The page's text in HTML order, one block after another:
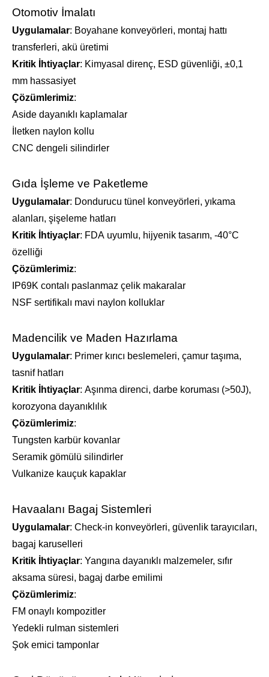
Otomotiv İmalatı
Uygulamalar: Boyahane konveyörleri, montaj hattı
transferleri, akü üretimi
Kritik İhtiyaçlar: Kimyasal direnç, ESD güvenliği, ±0,1
mm hassasiyet
Çözümlerimiz:
Aside dayanıklı kaplamalar
İletken naylon kollu
CNC dengeli silindirler
Gıda İşleme ve Paketleme
Uygulamalar: Dondurucu tünel konveyörleri, yıkama
alanları, şişeleme hatları
Kritik İhtiyaçlar: FDA uyumlu, hijyenik tasarım, -40°C
özelliği
Çözümlerimiz:
IP69K contalı paslanmaz çelik makaralar
NSF sertifikalı mavi naylon kolluklar
Madencilik ve Maden Hazırlama
Uygulamalar: Primer kırıcı beslemeleri, çamur taşıma,
tasnif hatları
Kritik İhtiyaçlar: Aşınma direnci, darbe koruması (>50J),
korozyona dayanıklılık
Çözümlerimiz:
Tungsten karbür kovanlar
Seramik gömülü silindirler
Vulkanize kauçuk kapaklar
Havaalanı Bagaj Sistemleri
Uygulamalar: Check-in konveyörleri, güvenlik tarayıcıları,
bagaj karuselleri
Kritik İhtiyaçlar: Yangına dayanıklı malzemeler, sıfır
aksama süresi, bagaj darbe emilimi
Çözümlerimiz:
FM onaylı kompozitler
Yedekli rulman sistemleri
Şok emici tamponlar